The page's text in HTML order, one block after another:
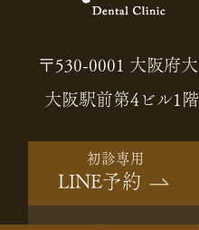
〒530-0001 大阪府
大阪駅前第4ビル1
初診専用
LINE予約